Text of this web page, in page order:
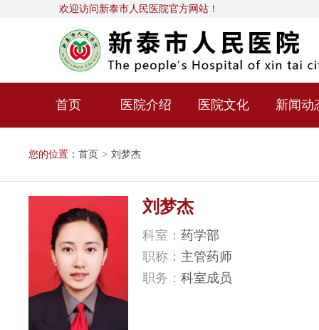
欢迎访问新泰市人民医院官方网站！
首页 医院介绍 医院文化 新闻动
您的位置： 首页 > 刘梦杰
刘梦杰
科室： 药学部
职称： 主管药师
职务： 科室成员